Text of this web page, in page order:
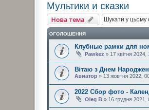
Мультики и сказки
Нова тема
ОГОЛОШЕННЯ
Клубные рамки для
Pawkez » 17 квітня 2024,
Вітаю з Днем
Авиатор » 13 жовтня 2022,
2022 Сбор фото -
Oleg B » 16 грудня 2021,